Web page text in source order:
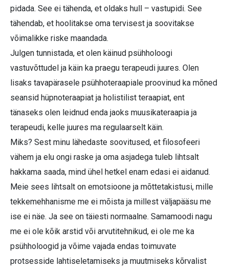
pidada. See ei tähenda, et oldaks hull – vastupidi. See
tähendab, et hoolitakse oma tervisest ja soovitakse
võimalikke riske maandada.
Julgen tunnistada, et olen käinud psühholoogi
vastuvõttudel ja käin ka praegu terapeudi juures. Olen
lisaks tavapärasele psühhoteraapiale proovinud ka mõned
seansid hüpnoteraapiat ja holistilist teraapiat, ent
tänaseks olen leidnud enda jaoks muusikateraapia ja
terapeudi, kelle juures ma regulaarselt käin.
Miks? Sest minu lähedaste soovitused, et filosofeeri
vähem ja elu ongi raske ja oma asjadega tuleb lihtsalt
hakkama saada, mind ühel hetkel enam edasi ei aidanud.
Meie sees lihtsalt on emotsioone ja mõttetakistusi, mille
tekkemehhanisme me ei mõista ja millest väljapääsu me
ise ei näe. Ja see on täiesti normaalne. Samamoodi nagu
me ei ole kõik arstid või arvutitehnikud, ei ole me ka
psühholoogid ja võime vajada endas toimuvate
protsesside lahtiseletamiseks ja muutmiseks kõrvalist